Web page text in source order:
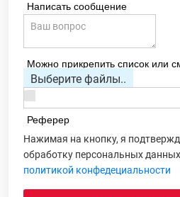
Написать сообщение
Можно прикрепить список или
Выберите файлы..
Реферер
Нажимая на кнопку, я
обработку персональных данных
политикой конфедециальности